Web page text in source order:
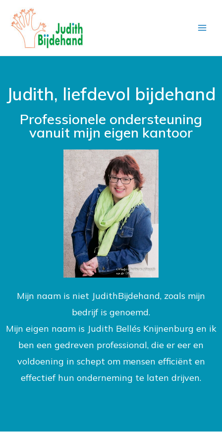
Judith, liefdevol bijdehand
Professionele ondersteuning
vanuit mijn eigen kantoor
Mijn naam is niet JudithBijdehand, zoals mijn
bedrijf is genoemd.
Mijn eigen naam is Judith Bellés Knijnenburg en ik
ben een gedreven professional, die er eer en
voldoening in schept om mensen efficiënt en
effectief hun onderneming te laten drijven.